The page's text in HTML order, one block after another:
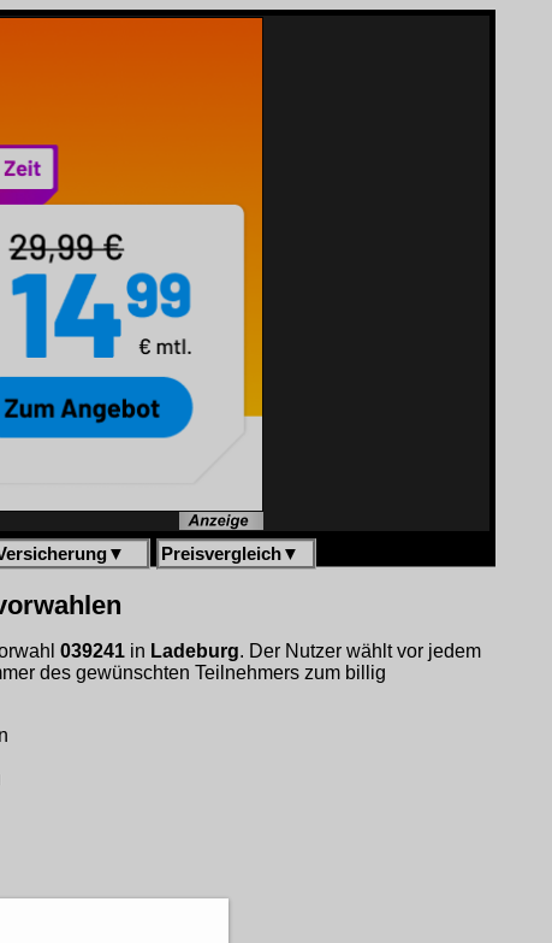
▼ Preisvergleich▼
039241 in Ladeburg. Der Nutzer wählt vor jedem
des gewünschten Teilnehmers zum billig